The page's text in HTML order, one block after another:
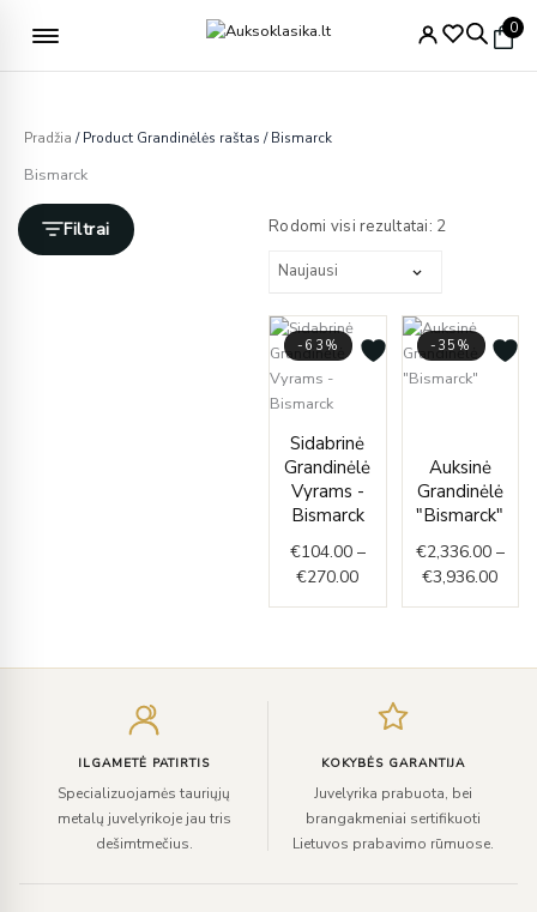
Nemokamas pristatymas nuo 49€ 0
Pradžia / Product Grandinėlės raštas / Bismarck
Bismarck
Filtrai Rodomi visi rezultatai: 2pagal
-63%
Sidabrinė
Grandinėlė
Vyrams -
Bismarck
€104.00 –
€270.00
range:
€104.00
through
€270.00
-35%
Auksinė
Grandinėlė
"Bismarck"
€2,336.00 –
€3,936.00
ILGAMETĖ PATIRTIS
Specializuojamės tauriųjų
metalų juvelyrikoje jau tris
dešimtmečius.
KOKYBĖS GARANTIJA
Juvelyrika prabuota, bei
brangakmeniai sertifikuoti
Lietuvos prabavimo rūmuose.